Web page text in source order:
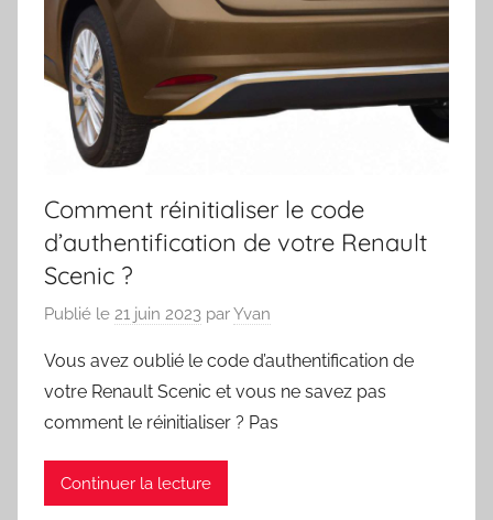
Comment réinitialiser le code
d’authentification de votre Renault
Scenic ?
Publié le 21 juin 2023 parYvan
Vous avez oublié le code d’authentification de
votre Renault Scenic et vous ne savez pas
comment le réinitialiser ? Pas
Continuer la lecture